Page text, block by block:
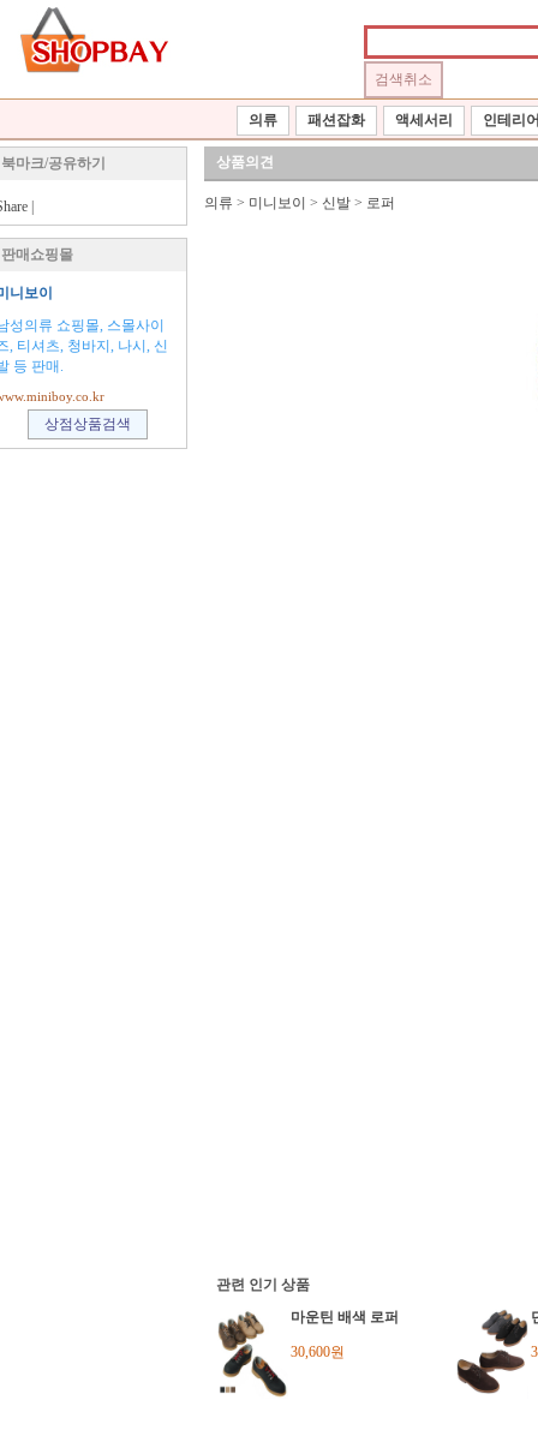
의류 패션잡화 액세서리 인테리
북마크/공유하기
판매쇼핑몰
니보이
성의류 쇼핑몰, 스몰사이
, 티셔츠, 청바지, 나시, 신
등 판매.
상품의견
의류 > 미니보이 > 신발 > 로퍼
관련 인기 상품
마운틴 배색 로퍼
30,600원